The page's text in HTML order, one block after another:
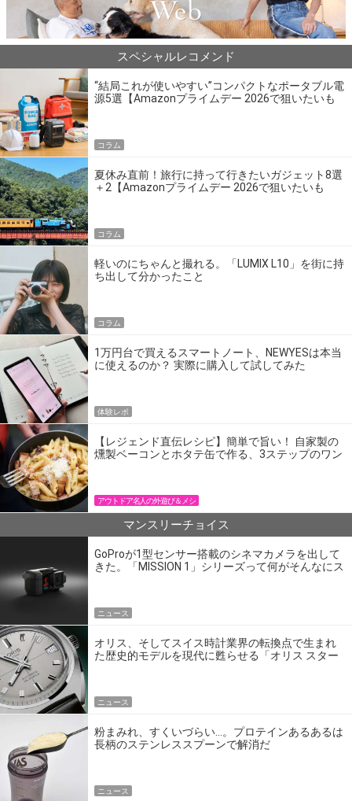
スペシャルレコメンド
“結局これが使いやすい”コンパクトなポータブル電
源5選【Amazonプライムデー 2026で狙いたいも
コラム
夏休み直前！旅行に持って行きたいガジェット8選
＋2【Amazonプライムデー 2026で狙いたいも
コラム
軽いのにちゃんと撮れる。「LUMIX L10」を街に持
ち出して分かったこと
コラム
1万円台で買えるスマートノート、NEWYESは本当
に使えるのか？ 実際に購入して試してみた
体験レポ
【レジェンド直伝レシピ】簡単で旨い！ 自家製の
燻製ベーコンとホタテ缶で作る、3ステップのワン
アウトドア名人の外遊び＆メシ
マンスリーチョイス
GoProが1型センサー搭載のシネマカメラを出して
きた。「MISSION 1」シリーズって何がそんなにス
ニュース
オリス、そしてスイス時計業界の転換点で生まれ
た歴史的モデルを現代に甦らせる「オリス スター
ニュース
粉まみれ、すくいづらい…。プロテインあるあるは
長柄のステンレススプーンで解消だ
ニュース